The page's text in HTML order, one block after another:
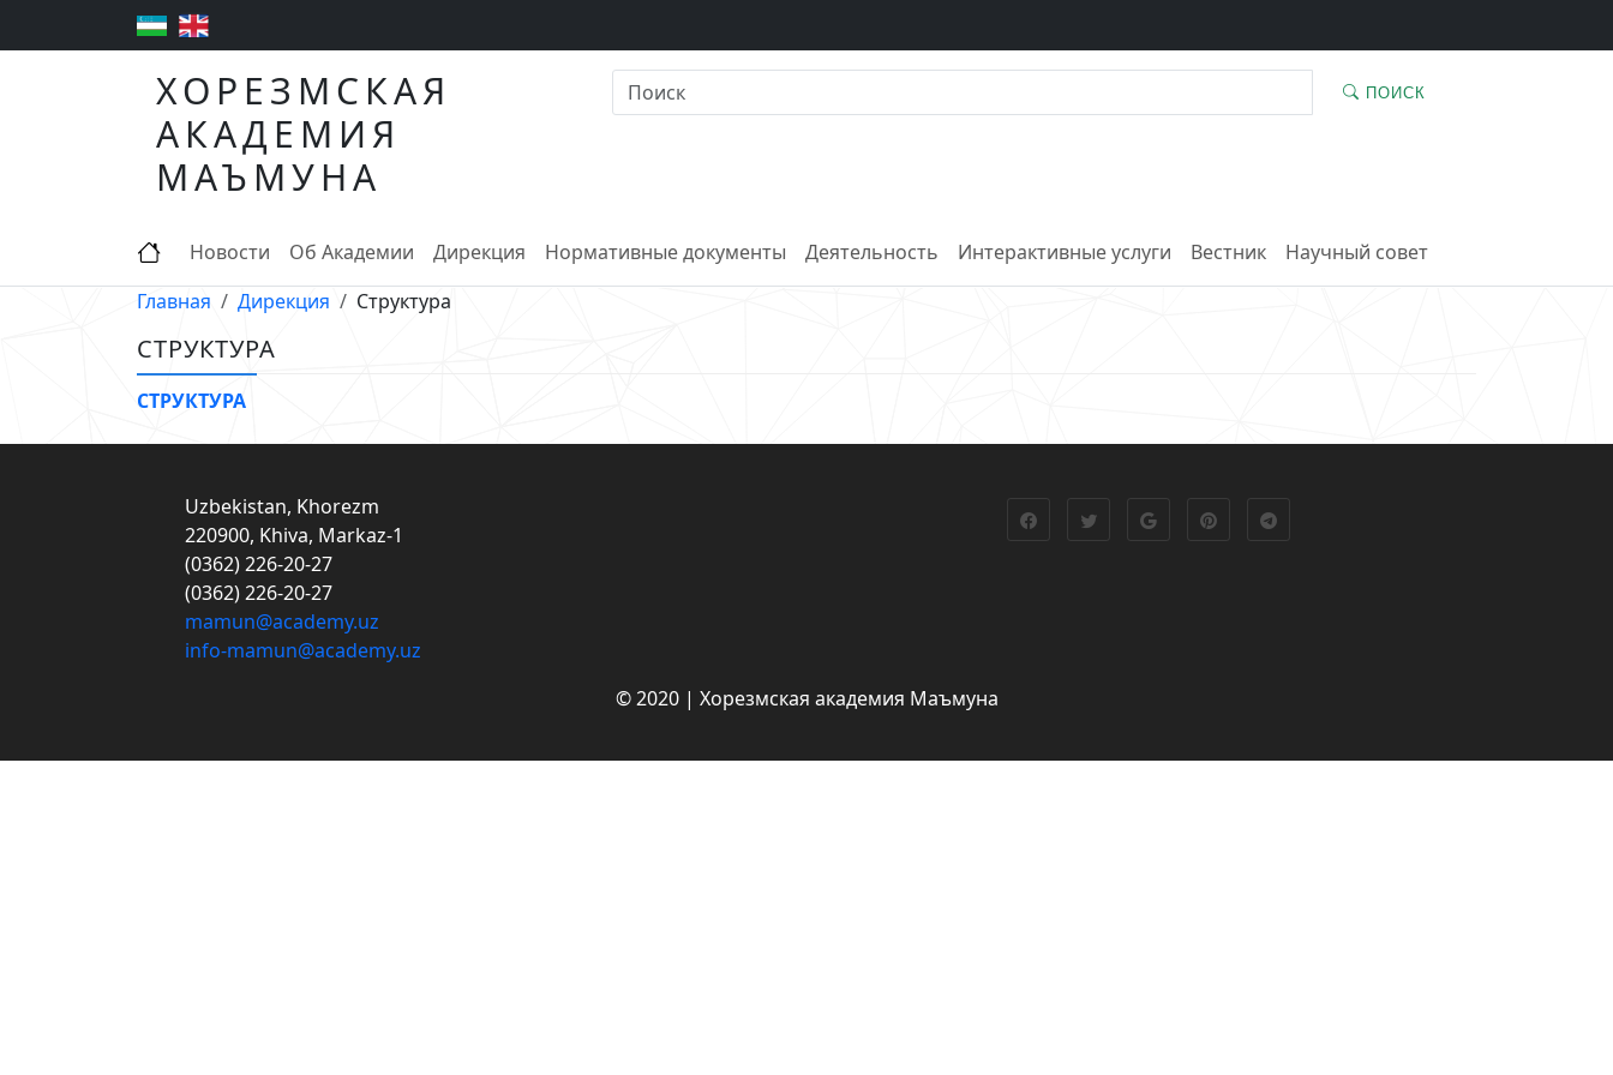
ХОРЕЗМСКАЯ
АКАДЕМИЯ
МАЪМУНА
ПОИСК
Новости Об Академии Дирекция Нормативные документы Деятельность Интерактивные услуги Вестник
Научный совет
Главная
Дирекция Структура
СТРУКТУРА
СТРУКТУРА
Uzbekistan, Khorezm
220900, Khiva, Markaz-1
(0362) 226-20-27
(0362) 226-20-27
mamun@academy.uz
info-mamun@academy.uz
© 2020 | Хорезмская академия Маъмуна